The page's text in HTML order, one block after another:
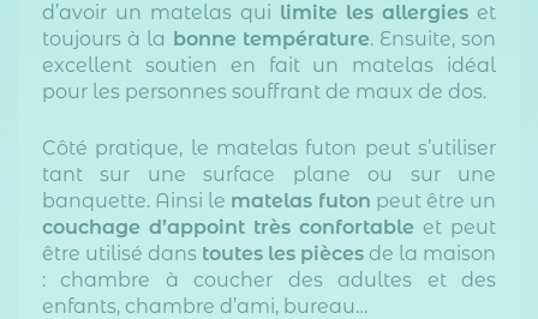
d’avoir un matelas qui limite les allergies et
toujours à la bonne température. Ensuite, son
excellent soutien en fait un matelas idéal
pour les personnes souffrant de maux de dos.
Côté pratique, le matelas futon peut s’utiliser
tant sur une surface plane ou sur une
banquette. Ainsi le matelas futon peut être un
couchage d’appoint très confortable et peut
être utilisé dans toutes les pièces de la maison
: chambre à coucher des adultes et des
enfants, chambre d’ami, bureau…